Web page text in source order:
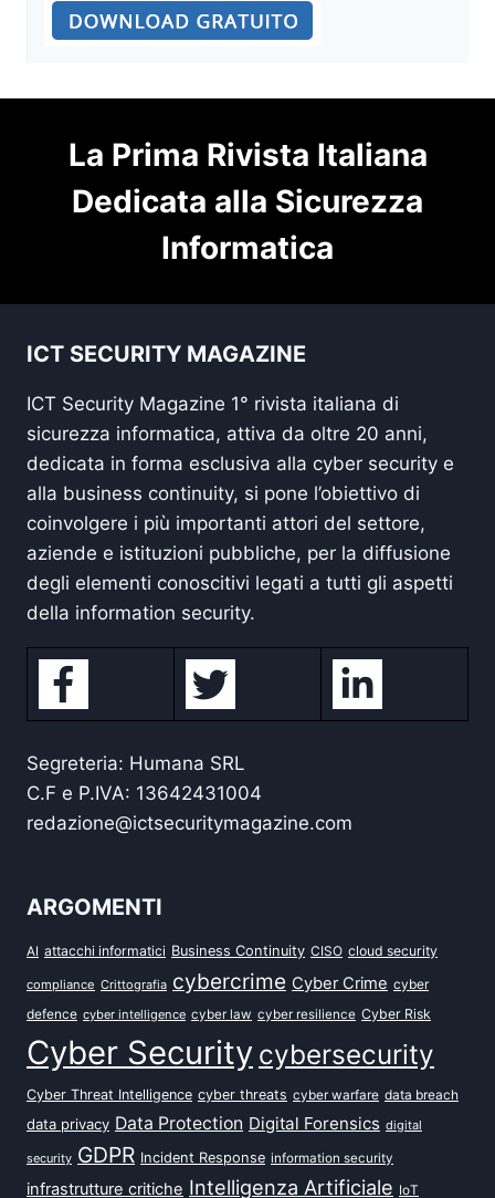
La Prima Rivista Italiana
Dedicata alla Sicurezza
Informatica
ICT SECURITY MAGAZINE
ICT Security Magazine 1° rivista italiana di
sicurezza informatica, attiva da oltre 20 anni,
dedicata in forma esclusiva alla cyber security e
alla business continuity, si pone l’obiettivo di
coinvolgere i più importanti attori del settore,
aziende e istituzioni pubbliche, per la diffusione
degli elementi conoscitivi legati a tutti gli aspetti
della information security.
Segreteria: Humana SRL
C.F e P.IVA: 13642431004
redazione@ictsecuritymagazine.com
ARGOMENTI
AI attacchi informatici Business Continuity CISO cloud security
compliance Crittografia cybercrime Cyber Crime cyber
defence cyber intelligence cyber law cyber resilience Cyber Risk
Cyber Security cybersecurity
Cyber Threat Intelligence cyber threats cyber warfare data breach
data privacy Data Protection Digital Forensics digital
security GDPR Incident Response information security
infrastrutture critiche Intelligenza Artificiale IoT